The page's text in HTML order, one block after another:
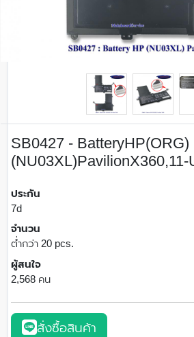
SB0427 - BatteryHP(ORG)
(NU03XL)PavilionX360,11-
ประกัน
7d
จำนวน
ต่ำกว่า 20 pcs.
ผู้สนใจ
2,568 คน
สั่งซื้อสินค้า